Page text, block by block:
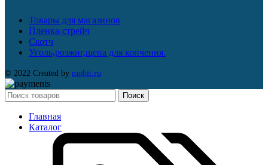
Товары для магазинов
Пленка-стрейч
Скотч
Уголь,розжиг,щепа для копчения.
© 2022 Created by mobit.ru
Поиск
Главная
Каталог